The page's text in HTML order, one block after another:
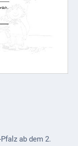
ab dem 2.